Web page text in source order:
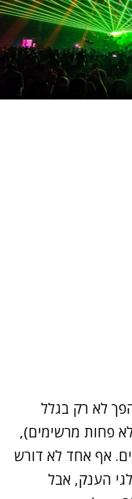
לא רק בגלל
לא פחות מרשימים),
אף אחד לא דורש
הענק, אבל